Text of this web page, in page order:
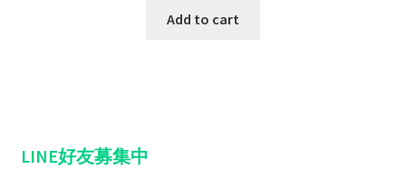
Add to cart
LINE好友募集中